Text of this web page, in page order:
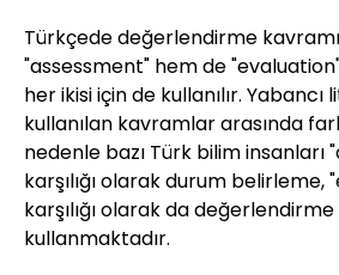
Türkçede değerlendirme
"assessment" hem de
her ikisi için de kullanılır.
kullanılan kavramlar arasında
nedenle bazı Türk bilim insanları
karşılığı olarak durum belirleme,
karşılığı olarak da
kullanmaktadır.